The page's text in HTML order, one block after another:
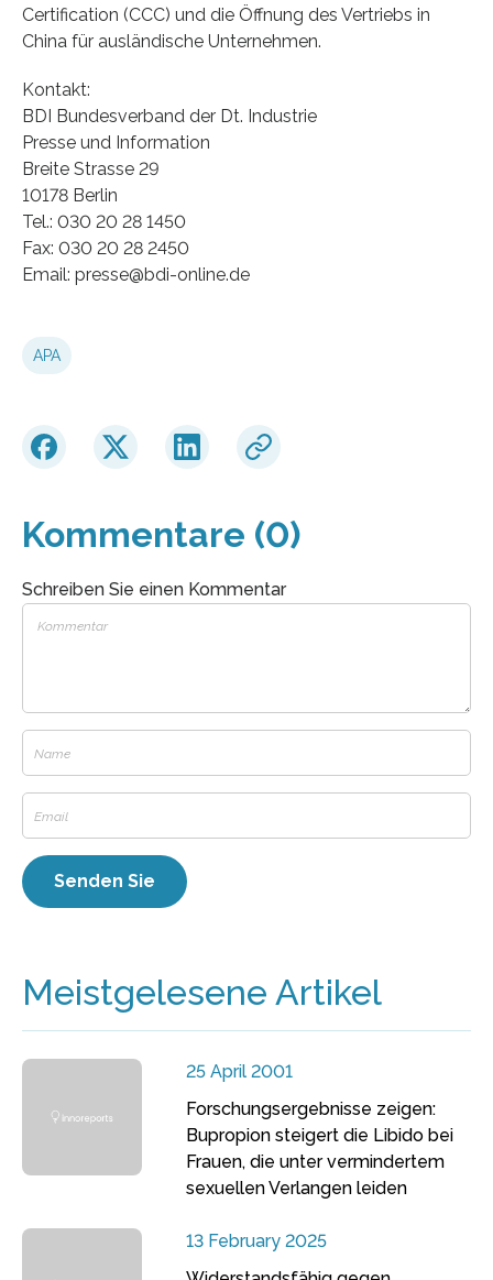
Certification (CCC) und die Öffnung des Vertriebs in
China für ausländische Unternehmen.
Kontakt:
BDI Bundesverband der Dt. Industrie
Presse und Information
Breite Strasse 29
10178 Berlin
Tel.: 030 20 28 1450
Fax: 030 20 28 2450
Email: presse@bdi-online.de
APA
Kommentare (0)
Schreiben Sie einen Kommentar
Meistgelesene Artikel
25 April 2001
Forschungsergebnisse zeigen:
Bupropion steigert die Libido bei
Frauen, die unter vermindertem
sexuellen Verlangen leiden
13 February 2025